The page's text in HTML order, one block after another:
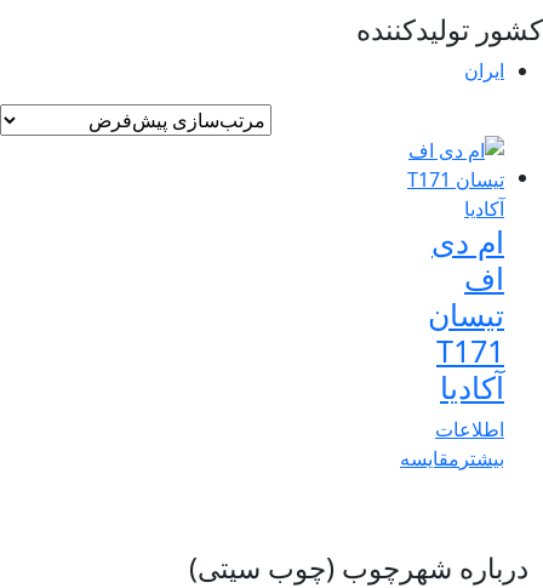
تولیدکننده
ایران
ام دی
اف
تیسان
T171
آکادیا
اطلاعات
بیشترمقایسه
درباره شهرچوب (چوب سیتی)